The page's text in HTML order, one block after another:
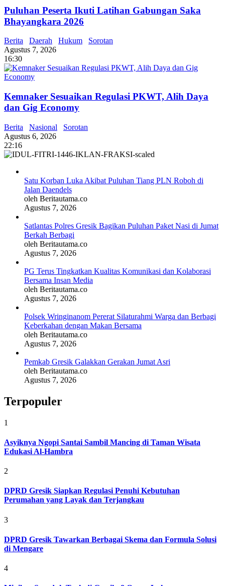
Puluhan Peserta Ikuti Latihan Gabungan Saka
Bhayangkara 2026
Berita Daerah Hukum
Sorotan
Agustus 7, 2026
16:30
Kemnaker Sesuaikan Regulasi PKWT, Alih Daya
dan Gig Economy
Berita Nasional
Sorotan
Agustus 6, 2026
22:16
Satu Korban Luka Akibat Puluhan Tiang PLN Roboh di
Jalan Daendels
oleh Beritautama.co
Agustus 7, 2026
Satlantas Polres Gresik Bagikan Puluhan Paket Nasi di Jumat
Berkah Berbagi
oleh Beritautama.co
Agustus 7, 2026
PG Terus Tingkatkan Kualitas Komunikasi dan Kolaborasi
Bersama Insan Media
oleh Beritautama.co
Agustus 7, 2026
Polsek Wringinanom Pererat Silaturahmi Warga dan Berbagi
Keberkahan dengan Makan Bersama
oleh Beritautama.co
Agustus 7, 2026
Pemkab Gresik Galakkan Gerakan Jumat Asri
oleh Beritautama.co
Agustus 7, 2026
Terpopuler
1
Asyiknya Ngopi Santai Sambil Mancing di Taman Wisata
Edukasi Al-Hambra
2
DPRD Gresik Siapkan Regulasi Penuhi Kebutuhan
Perumahan yang Layak dan Terjangkau
3
DPRD Gresik Tawarkan Berbagai Skema dan Formula Solusi
di Mengare
4